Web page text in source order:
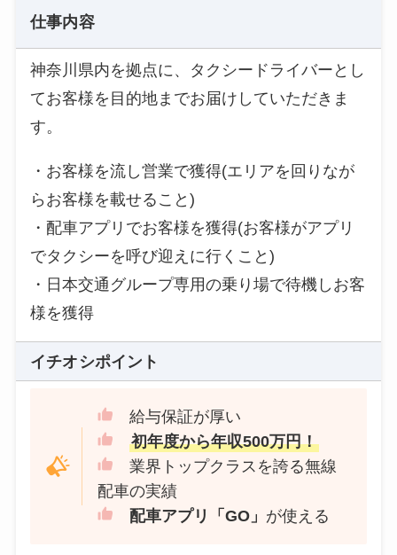
仕事内容
神奈川県内を拠点に、タクシードライバーとし
てお客様を目的地までお届けしていただきま
す。
・お客様を流し営業で獲得(エリアを回りなが
らお客様を載せること)
・配車アプリでお客様を獲得(お客様がアプリ
でタクシーを呼び迎えに行くこと)
・日本交通グループ専用の乗り場で待機しお客
様を獲得
イチオシポイント
給与保証が厚い
初年度から年収500万円！
業界トップクラスを誇る無線
配車の実績
配車アプリ「GO」 が使える